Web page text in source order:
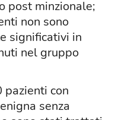
post minzionale;
non sono
significativi in
nel gruppo
pazienti con
senza